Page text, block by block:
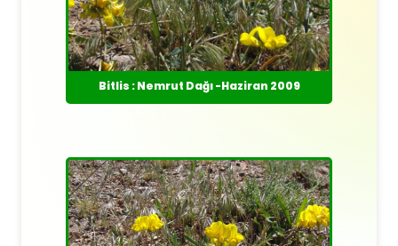
Bitlis : Nemrut Dağı -Haziran 2009